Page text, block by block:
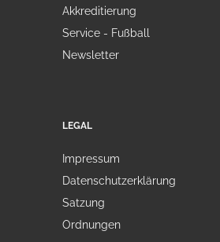
Akkreditierung
Service - Fußball
Newsletter
LEGAL
Impressum
Datenschutzerklärung
Satzung
Ordnungen